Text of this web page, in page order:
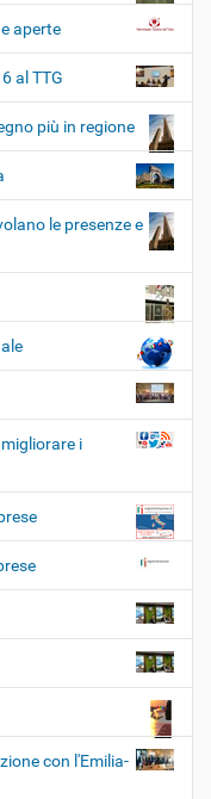
aperte
al TTG
più in regione
le presenze e
i
con l'Emilia-